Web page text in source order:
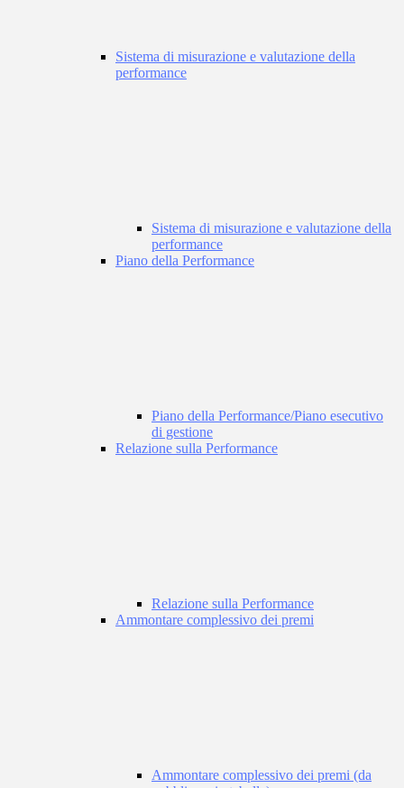
Sistema di misurazione e valutazione della
performance
Sistema di misurazione e valutazione della
performance
Piano della Performance
Piano della Performance/Piano esecutivo
di gestione
Relazione sulla Performance
Relazione sulla Performance
Ammontare complessivo dei premi
Ammontare complessivo dei premi (da